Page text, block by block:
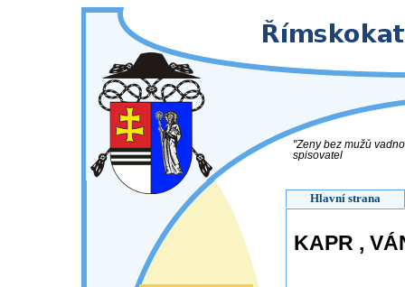
"Ženy bez mužů
spisovatel
Hlavní strana
KAPR ,